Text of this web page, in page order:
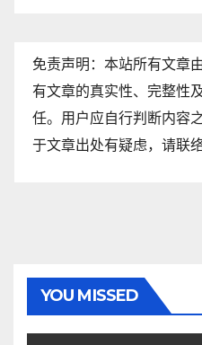
免责声明：本站所有文章
有文章的真实性、完整性
任。用户应自行判断内容
于文章出处有疑虑，请联
YOU MISSED